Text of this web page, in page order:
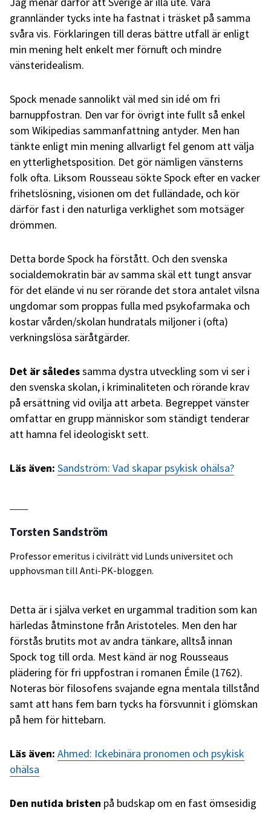
grannländer tycks inte ha fastnat i träsket på samma
svåra vis. Förklaringen till deras bättre utfall är enligt
min mening helt enkelt mer förnuft och mindre
vänsteridealism.
Spock menade sannolikt väl med sin idé om fri
barnuppfostran. Den var för övrigt inte fullt så enkel
som Wikipedias sammanfattning antyder. Men han
tänkte enligt min mening allvarligt fel genom att välja
en ytterlighetsposition. Det gör nämligen vänsterns
folk ofta. Liksom Rousseau sökte Spock efter en vacker
frihetslösning, visionen om det fulländade, och kör
därför fast i den naturliga verklighet som motsäger
drömmen.
Detta borde Spock ha förstått. Och den svenska
socialdemokratin bär av samma skäl ett tungt ansvar
för det elände vi nu ser rörande det stora antalet vilsna
ungdomar som proppas fulla med psykofarmaka och
kostar vården/skolan hundratals miljoner i (ofta)
verkningslösa säråtgärder.
Det är såledessamma dystra utveckling som vi ser i
den svenska skolan, i kriminaliteten och rörande krav
på ersättning vid ovilja att arbeta. Begreppet vänster
omfattar en grupp människor som ständigt tenderar
att hamna fel ideologiskt sett.
Läs även: Sandström: Vad skapar psykisk ohälsa?
Torsten Sandström
Professor emeritus i civilrätt vid Lunds universitet och
upphovsman till Anti-PK-bloggen.
Detta är i själva verket en urgammal tradition som kan
härledas åtminstone från Aristoteles. Men den har
förstås brutits mot av andra tänkare, alltså innan
Spock tog till orda. Mest känd är nog Rousseaus
plädering för fri uppfostran i romanen Émile (1762).
Noteras bör filosofens svajande egna mentala tillstånd
samt att hans fem barn tycks ha försvunnit i glömskan
på hem för hittebarn.
Läs även: Ahmed: Ickebinära pronomen och psykisk
ohälsa
Den nutida bristen på budskap om en fast ömsesidig